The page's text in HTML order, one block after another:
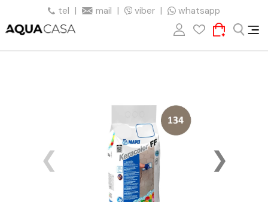
tel | mail | viber | whatsapp